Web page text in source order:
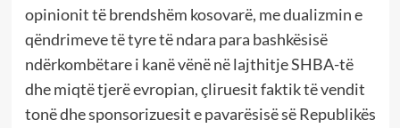
opinionit të brendshëm kosovarë, me dualizmin e
qëndrimeve të tyre të ndara para bashkësisë
ndërkombëtare i kanë vënë në lajthitje SHBA-të
dhe miqtë tjerë evropian, çliruesit faktik të vendit
tonë dhe sponsorizuesit e pavarësisë së Republikës